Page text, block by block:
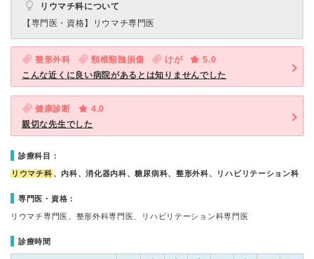
リウマチ科について
【専門医・資格】
リウマチ専門医
整形外科 頸椎頸髄損傷 けが
5.0
こんな近くに良い病院があるとは知りませんでした
健康診断
4.0
親切な先生でした
診療科目：
リウマチ科 、内科、消化器内科、糖尿病科、整形外科、リハビリテーション科
専門医・資格：
リウマチ専門医、整形外科専門医、リハビリテーション科専門医
診療時間